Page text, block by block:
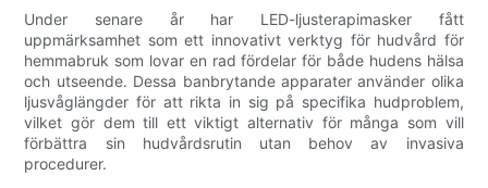
Under senare år har LED-ljusterapimasker fått
uppmärksamhet som ett innovativt verktyg för hudvård för
hemmabruk som lovar en rad fördelar för både hudens hälsa
och utseende. Dessa banbrytande apparater använder olika
ljusvåglängder för att rikta in sig på specifika hudproblem,
vilket gör dem till ett viktigt alternativ för många som vill
förbättra sin hudvårdsrutin utan behov av invasiva
procedurer.